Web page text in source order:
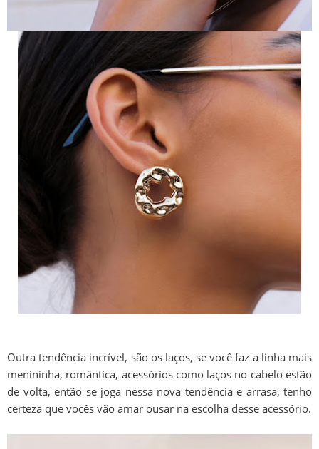
Outra tendência incrível, são os laços, se você faz a linha mais
menininha, romântica, acessórios como laços no cabelo estão
de volta, então se joga nessa nova tendência e arrasa, tenho
certeza que vocês vão amar ousar na escolha desse acessório.